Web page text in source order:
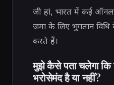
जी हां, भारत में कई
जमा के लिए भुगतान
करते हैं।
मुझे कैसे पता चलेगा कि
भरोसेमंद है या नहीं?